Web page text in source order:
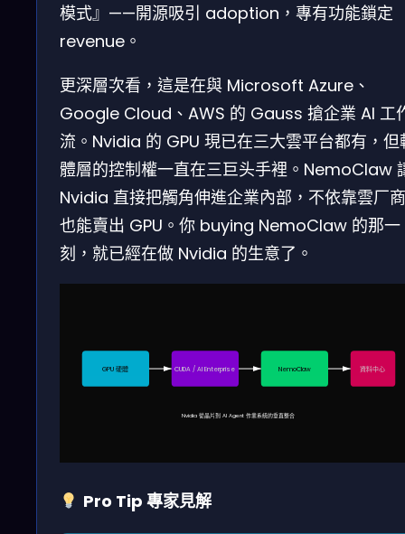
模式』——開源吸引 adoption，專有功能鎖定
revenue。
更深層次看，這是在與 Microsoft Azure、
Google Cloud、AWS 的 Gauss 搶企業 AI 工
流。Nvidia 的 GPU 現已在三大雲平台都有，但
體層的控制權一直在三巨头手裡。NemoClaw
Nvidia 直接把觸角伸進企業內部，不依靠雲厂商
也能賣出 GPU。你 buying NemoClaw 的那一
刻，就已經在做 Nvidia 的生意了。
GPU 硬體 CUDA / AI Enterprise NemoClaw 資料中心
Nvidia 從晶片到 AI Agent 作業系統的垂直整合
Pro Tip 專家見解